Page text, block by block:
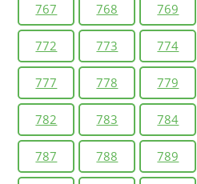
767 768 769
772 773 774
777 778 779
782 783 784
787 788 789